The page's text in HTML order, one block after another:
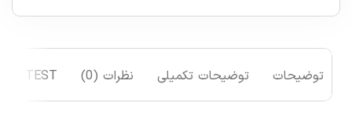
توضیحات توضیحات تکمیلی نظرات (0) TEST